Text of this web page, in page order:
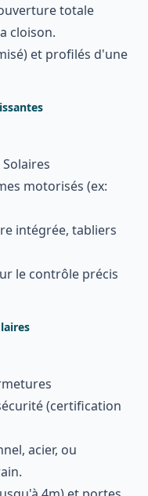
totale
cloison.
et profilés d'une
motorisés (ex:
intégrée, tabliers
le contrôle précis
(certification
acier, ou